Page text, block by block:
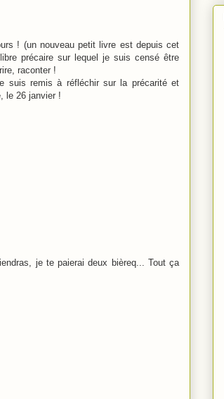
! (un nouveau petit livre est depuis cet
précaire sur lequel je suis censé être
raconter !
suis remis à réfléchir sur la précarité et
le 26 janvier !
je te paierai deux bièreq... Tout ça